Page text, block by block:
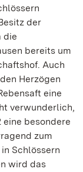
der
die
bereits um
Auch
Herzögen
eine
verwunderlich,
eine besondere
zum
Schlössern
wird das